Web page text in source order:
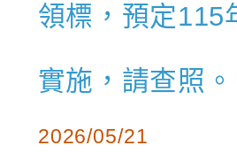
領標，預定115
實施，請查照。
2026/05/21